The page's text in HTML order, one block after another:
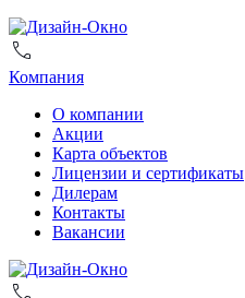
Компания
О компании
Акции
Карта объектов
Лицензии и сертификаты
Дилерам
Контакты
Вакансии